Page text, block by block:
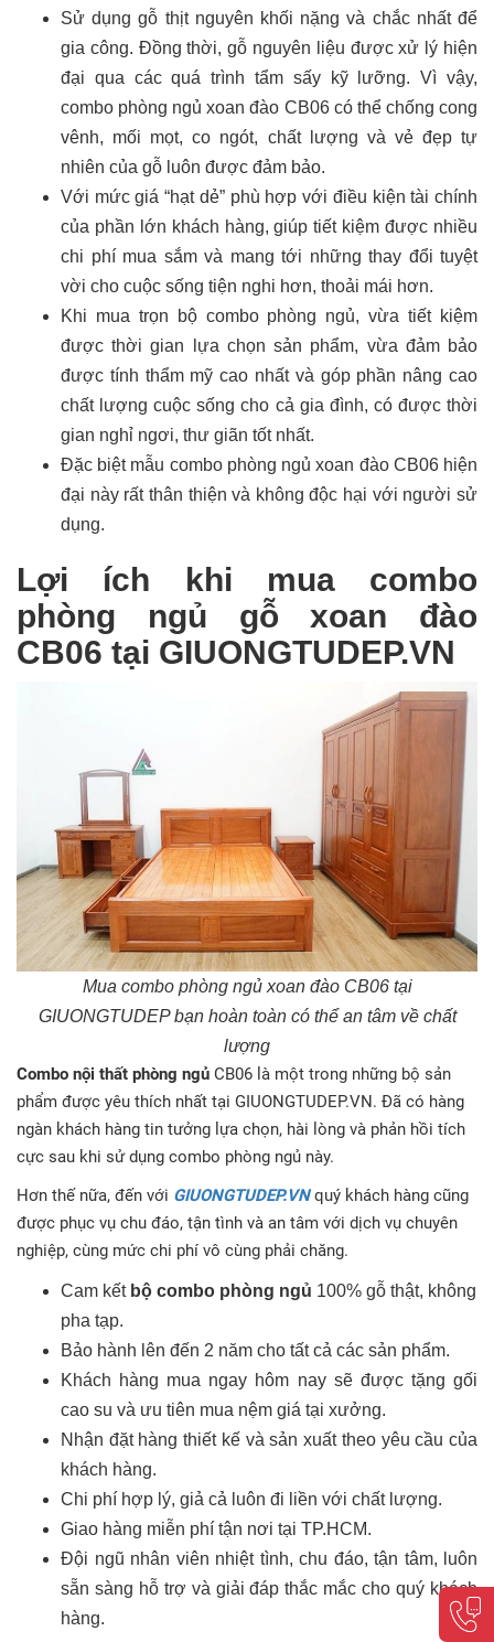
Sử dụng gỗ thịt nguyên khối nặng và chắc nhất để
gia công. Đồng thời, gỗ nguyên liệu được xử lý hiện
đại qua các quá trình tẩm sấy kỹ lưỡng. Vì vậy,
combo phòng ngủ xoan đào CB06 có thể chống cong
vênh, mối mọt, co ngót, chất lượng và vẻ đẹp tự
nhiên của gỗ luôn được đảm bảo.
Với mức giá “hạt dẻ” phù hợp với điều kiện tài chính
của phần lớn khách hàng, giúp tiết kiệm được nhiều
chi phí mua sắm và mang tới những thay đổi tuyệt
vời cho cuộc sống tiện nghi hơn, thoải mái hơn.
Khi mua trọn bộ combo phòng ngủ, vừa tiết kiệm
được thời gian lựa chọn sản phẩm, vừa đảm bảo
được tính thẩm mỹ cao nhất và góp phần nâng cao
chất lượng cuộc sống cho cả gia đình, có được thời
gian nghỉ ngơi, thư giãn tốt nhất.
Đặc biệt mẫu combo phòng ngủ xoan đào CB06 hiện
đại này rất thân thiện và không độc hại với người sử
dụng.
Lợi ích khi mua combo
phòng ngủ gỗ xoan đào
CB06 tại GIUONGTUDEP.VN
Mua combo phòng ngủ xoan đào CB06 tại
GIUONGTUDEP bạn hoàn toàn có thể an tâm về chất
lượng
Combo nội thất phòng ngủ CB06 là một trong những bộ sản
phẩm được yêu thích nhất tại GIUONGTUDEP.VN. Đã có hàng
ngàn khách hàng tin tưởng lựa chọn, hài lòng và phản hồi tích
cực sau khi sử dụng combo phòng ngủ này.
Hơn thế nữa, đến với GIUONGTUDEP.VNquý khách hàng cũng
được phục vụ chu đáo, tận tình và an tâm với dịch vụ chuyên
nghiệp, cùng mức chi phí vô cùng phải chăng.
Cam kết bộ combo phòng ngủ 100% gỗ thật, không
pha tạp.
Bảo hành lên đến 2 năm cho tất cả các sản phẩm.
Khách hàng mua ngay hôm nay sẽ được tặng gối
cao su và ưu tiên mua nệm giá tại xưởng.
Nhận đặt hàng thiết kế và sản xuất theo yêu cầu của
khách hàng.
Chi phí hợp lý, giả cả luôn đi liền với chất lượng.
Giao hàng miễn phí tận nơi tại TP.HCM.
Đội ngũ nhân viên nhiệt tình, chu đáo, tận tâm, luôn
sẵn sàng hỗ trợ và giải đáp thắc mắc cho quý khách
hàng.